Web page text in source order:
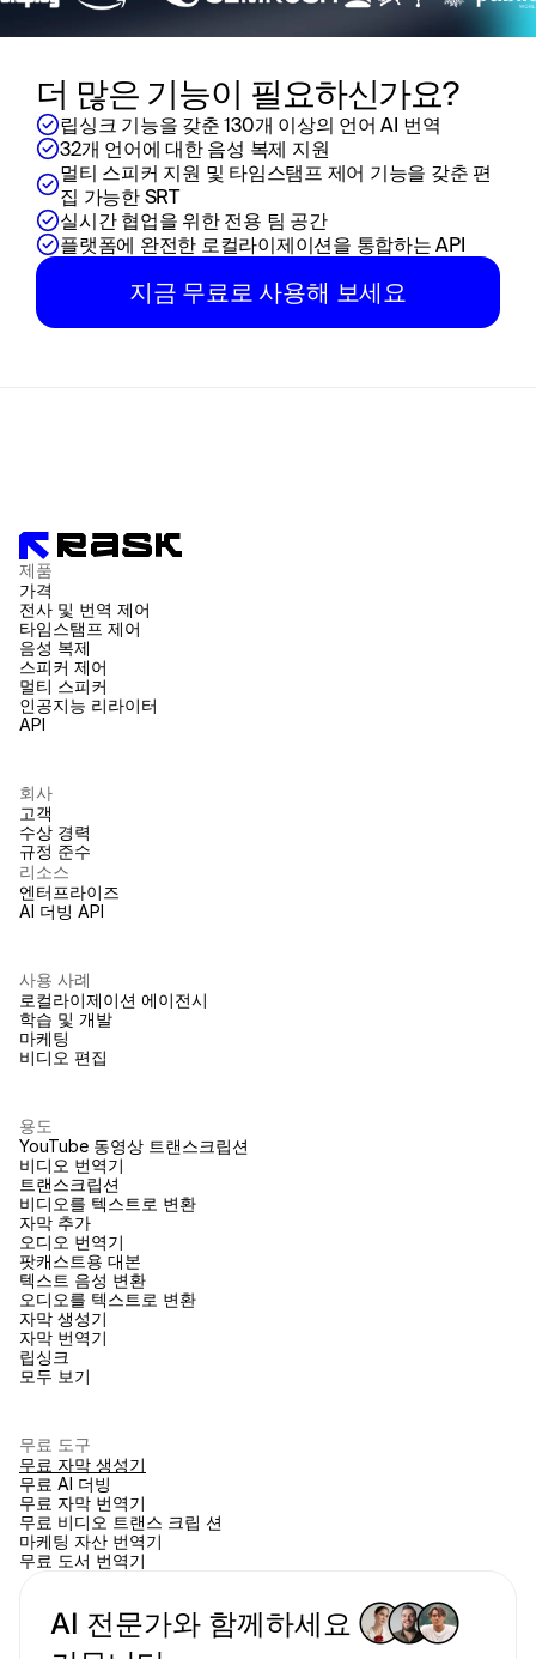
더 많은 기능이 필요하신가요?
립싱크 기능을 갖춘 130개 이상의 언어 AI 번역
32개 언어에 대한 음성 복제 지원
멀티 스피커 지원 및 타임스탬프 제어 기능을 갖춘 편
집 가능한 SRT
실시간 협업을 위한 전용 팀 공간
플랫폼에 완전한 로컬라이제이션을 통합하는 API
지금 무료로 사용해 보세요
제품
가격
전사 및 번역 제어
타임스탬프 제어
음성 복제
스피커 제어
멀티 스피커
인공지능 리라이터
API
회사
고객
수상 경력
규정 준수
리소스
엔터프라이즈
AI 더빙 API
사용 사례
로컬라이제이션 에이전시
학습 및 개발
마케팅
비디오 편집
용도
YouTube 동영상 트랜스크립션
비디오 번역기
트랜스크립션
비디오를 텍스트로 변환
자막 추가
오디오 번역기
팟캐스트용 대본
텍스트 음성 변환
오디오를 텍스트로 변환
자막 생성기
자막 번역기
립싱크
모두 보기
무료 도구
무료 자막 생성기
무료 AI 더빙
무료 자막 번역기
무료 비디오 트랜스 크립 션
마케팅 자산 번역기
무료 도서 번역기
AI 전문가와 함께하세요